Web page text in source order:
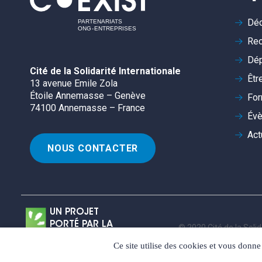
Cité de la Solidarité Internationale
13 avenue Emile Zola
Étoile Annemasse – Genève
74100 Annemasse – France
NOUS CONTACTER
UN PROJET
PORTÉ PAR LA
© 2020 Cité de la
Ce site utilise des cookies et vous